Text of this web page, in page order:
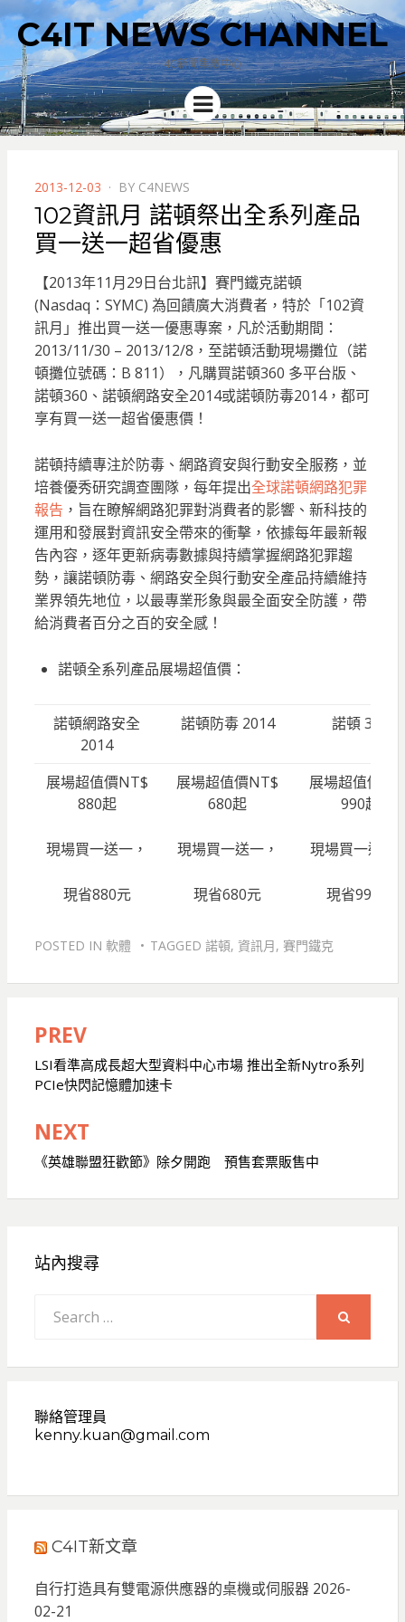
C4IT NEWS CHANNEL
4C新聞集散中心
Menu
POSTED
ON
2013-12-03 BY C4NEWS
102資訊月 諾頓祭出全系列產品
買一送一超省優惠
【2013年11月29日台北訊】賽門鐵克諾頓
(Nasdaq：SYMC) 為回饋廣大消費者，特於「102資
訊月」推出買一送一優惠專案，凡於活動期間：
2013/11/30 – 2013/12/8，至諾頓活動現場攤位（諾
頓攤位號碼：B 811）， 凡購買諾頓360 多平台版、
諾頓360、諾頓網路安全2014或諾頓防毒2014，都可
享有買一送一超省優惠價！
諾頓持續專注於防毒、網路資安與行動安全服務，並
培養優秀研究調查團隊，每年提出全球諾頓網路犯罪
報告 ，旨在瞭解網路犯罪對消費者的影響、新科技的
運用和發展對資訊安全帶來的衝擊，依據每年最新報
告內容，逐年更新病毒數據與持續掌握網路犯罪趨
勢，讓諾頓防毒、網路安全與行動安全產品持續維持
業界領先地位，以最專業形象與最全面安全防護，帶
給消費者百分之百的安全感！
諾頓全系列產品展場超值價：
諾頓網路安全
2014
諾頓防毒 2014 諾頓 360
展場超值價NT$
880起
現場買一送一，
現省880元
展場超值價NT$
680起
現場買一送一，
現省680元
展場超值價
990起
現場買一送一
現省990元
POSTED IN 軟體 TAGGED 諾頓, 資訊月, 賽門鐵克
文
章
導
覽
PREV
LSI看準高成長超大型資料中心市場 推出全新Nytro系列
PCIe快閃記憶體加速卡
NEXT
《英雄聯盟狂歡節》除夕開跑 預售套票販售中
站內搜尋
for:
聯絡管理員
kenny.kuan@gmail.com
C4IT新文章
自行打造具有雙電源供應器的桌機或伺服器 2026-
02-21